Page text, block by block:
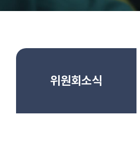
위원회소식